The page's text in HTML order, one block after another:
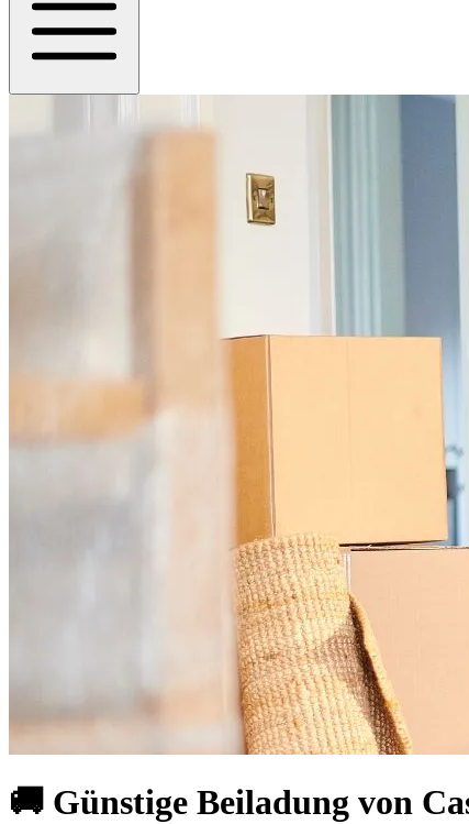
🚚 Günstige Beiladung von